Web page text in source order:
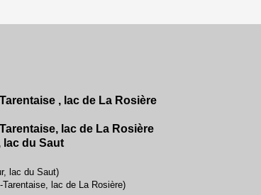
, lac de La Rosière
lac de La Rosière
lac du Saut
lac du Saut)
Tarentaise, lac de La Rosière)